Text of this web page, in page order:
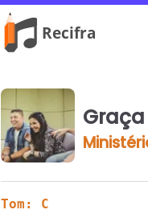
Graça
Tom: C